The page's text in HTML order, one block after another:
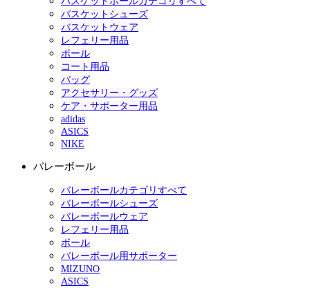
バスケットシューズ
バスケットウェア
レフェリー用品
ボール
コート用品
バッグ
アクセサリー・グッズ
ケア・サポーター用品
adidas
ASICS
NIKE
バレーボール
バレーボールカテゴリすべて
バレーボールシューズ
バレーボールウェア
レフェリー用品
ボール
バレーボール用サポーター
MIZUNO
ASICS